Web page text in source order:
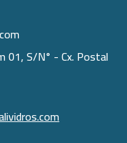
01, S/N° - Cx. Postal